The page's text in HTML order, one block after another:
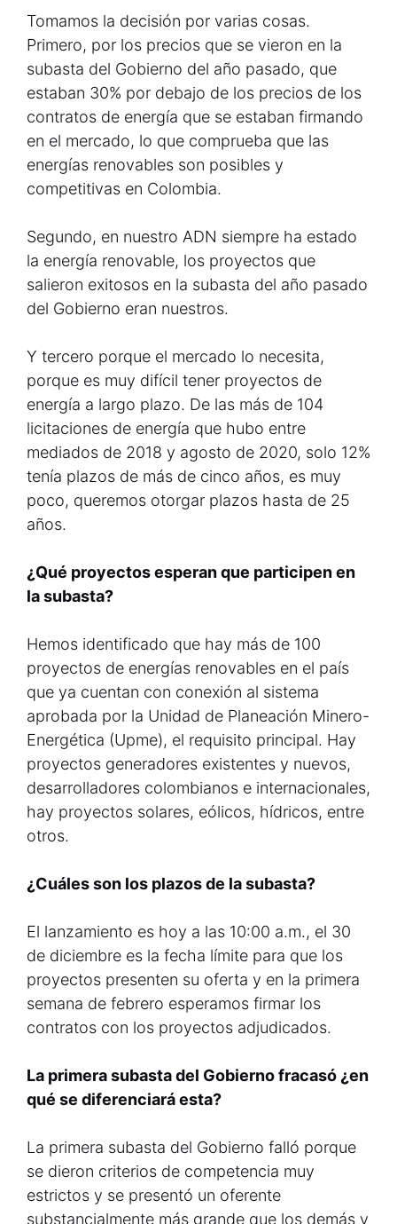
Tomamos la decisión por varias cosas.
Primero, por los precios que se vieron en la
subasta del Gobierno del año pasado, que
estaban 30% por debajo de los precios de los
contratos de energía que se estaban firmando
en el mercado, lo que comprueba que las
energías renovables son posibles y
competitivas en Colombia.
Segundo, en nuestro ADN siempre ha estado
la energía renovable, los proyectos que
salieron exitosos en la subasta del año pasado
del Gobierno eran nuestros.
Y tercero porque el mercado lo necesita,
porque es muy difícil tener proyectos de
energía a largo plazo. De las más de 104
licitaciones de energía que hubo entre
mediados de 2018 y agosto de 2020, solo 12%
tenía plazos de más de cinco años, es muy
poco, queremos otorgar plazos hasta de 25
años.
¿Qué proyectos esperan que participen en
la subasta?
Hemos identificado que hay más de 100
proyectos de energías renovables en el país
que ya cuentan con conexión al sistema
aprobada por la Unidad de Planeación Minero-
Energética (Upme), el requisito principal. Hay
proyectos generadores existentes y nuevos,
desarrolladores colombianos e internacionales,
hay proyectos solares, eólicos, hídricos, entre
otros.
¿Cuáles son los plazos de la subasta?
El lanzamiento es hoy a las 10:00 a.m., el 30
de diciembre es la fecha límite para que los
proyectos presenten su oferta y en la primera
semana de febrero esperamos firmar los
contratos con los proyectos adjudicados.
La primera subasta del Gobierno fracasó ¿en
qué se diferenciará esta?
La primera subasta del Gobierno falló porque
se dieron criterios de competencia muy
estrictos y se presentó un oferente
substancialmente más grande que los demás y